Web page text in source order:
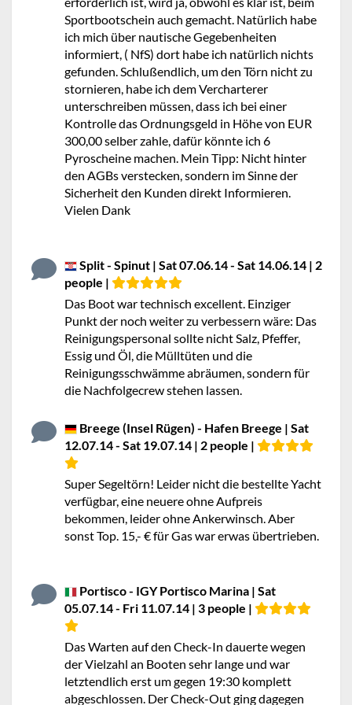
Sportbootschein auch gemacht. Natürlich habe
ich mich über nautische Gegebenheiten
informiert, ( NfS) dort habe ich natürlich nichts
gefunden. Schlußendlich, um den Törn nicht zu
stornieren, habe ich dem Vercharterer
unterschreiben müssen, dass ich bei einer
Kontrolle das Ordnungsgeld in Höhe von EUR
300,00 selber zahle, dafür könnte ich 6
Pyroscheine machen. Mein Tipp: Nicht hinter
den AGBs verstecken, sondern im Sinne der
Sicherheit den Kunden direkt Informieren.
Vielen Dank
Split - Spinut | Sat 07.06.14 - Sat 14.06.14 | 2
people |
Das Boot war technisch excellent. Einziger
Punkt der noch weiter zu verbessern wäre: Das
Reinigungspersonal sollte nicht Salz, Pfeffer,
Essig und Öl, die Mülltüten und die
Reinigungsschwämme abräumen, sondern für
die Nachfolgecrew stehen lassen.
Breege (Insel Rügen) - Hafen Breege | Sat
12.07.14 - Sat 19.07.14 | 2 people |
Super Segeltörn! Leider nicht die bestellte Yacht
verfügbar, eine neuere ohne Aufpreis
bekommen, leider ohne Ankerwinsch. Aber
sonst Top. 15,- € für Gas war erwas übertrieben.
Portisco - IGY Portisco Marina | Sat
05.07.14 - Fri 11.07.14 | 3 people |
Das Warten auf den Check-In dauerte wegen
der Vielzahl an Booten sehr lange und war
letztendlich erst um gegen 19:30 komplett
abgeschlossen. Der Check-Out ging dagegen